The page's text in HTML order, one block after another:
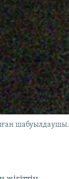
шабуылдаушы.